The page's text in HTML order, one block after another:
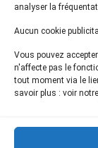
analyser la
Aucun cookie
Vous pouvez
n'affecte pas le
tout moment via le
savoir plus : voir